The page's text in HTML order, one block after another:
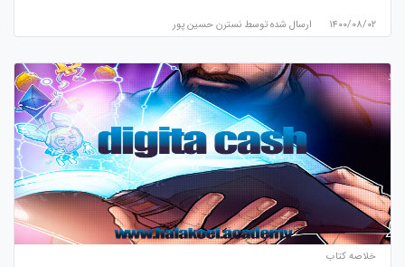
۱۴۰۰/۰۸/۰۲ ارسال شده توسط نسترن حسین پور
خلاصه کتاب